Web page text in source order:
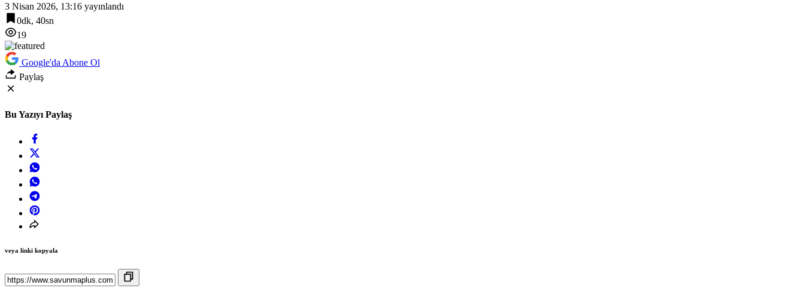
3 Nisan 2026, 13:16 yayınlandı
0dk, 40sn
19
Google'da Abone Ol
Paylaş
Bu Yazıyı Paylaş
veya linki kopyala